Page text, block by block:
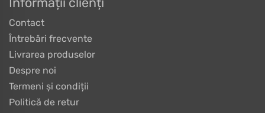
Contact
Întrebări frecvente
Livrarea produselor
Despre noi
Termeni și condiții
Politică de retur